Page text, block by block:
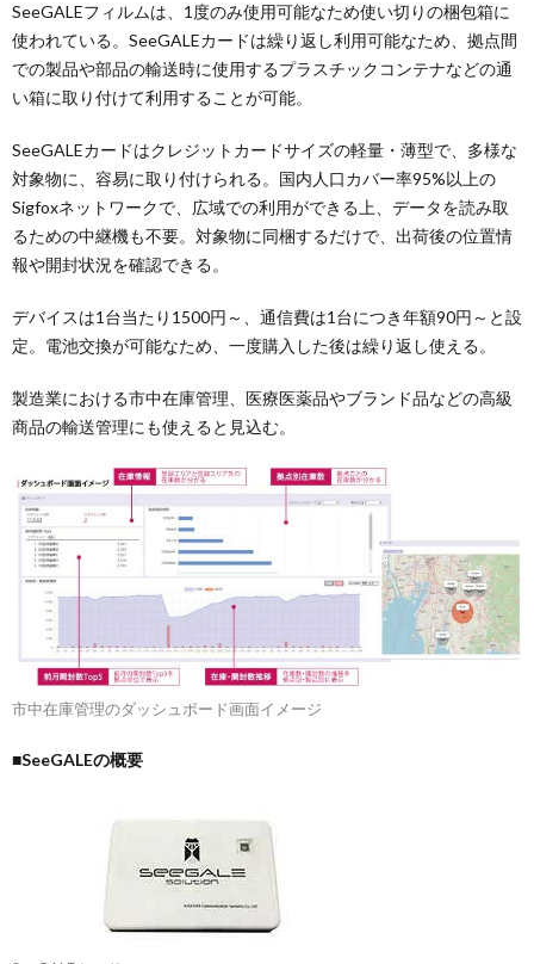
SeeGALEフィルムは、1度のみ使用可能なため使い切りの梱包箱に
使われている。SeeGALEカードは繰り返し利用可能なため、拠点間
での製品や部品の輸送時に使用するプラスチックコンテナなどの通
い箱に取り付けて利用することが可能。
SeeGALEカードはクレジットカードサイズの軽量・薄型で、多様な
対象物に、容易に取り付けられる。国内人口カバー率95%以上の
Sigfoxネットワークで、広域での利用ができる上、データを読み取
るための中継機も不要。対象物に同梱するだけで、出荷後の位置情
報や開封状況を確認できる。
デバイスは1台当たり1500円～、通信費は1台につき年額90円～と設
定。電池交換が可能なため、一度購入した後は繰り返し使える。
製造業における市中在庫管理、医療医薬品やブランド品などの高級
商品の輸送管理にも使えると見込む。
市中在庫管理のダッシュボード画面イメージ
■SeeGALEの概要